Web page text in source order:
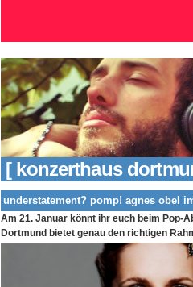
[ konzerthaus
understatement? pomp! agnes obel
Am 21. Januar könnt ihr euch beim Pop-
Dortmund bietet genau den richtigen